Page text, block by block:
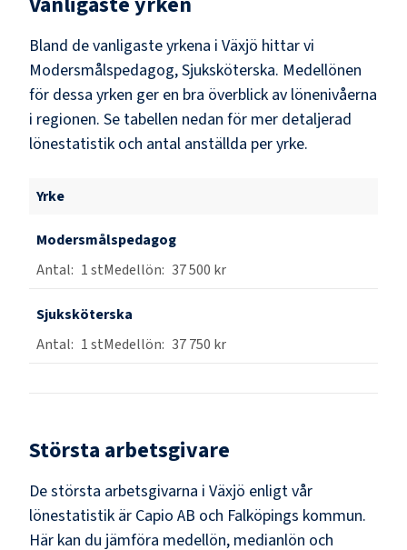
Bland de vanligaste yrkena i Växjö hittar vi
Modersmålspedagog, Sjuksköterska. Medellönen
för dessa yrken ger en bra överblick av lönenivåerna
i regionen. Se tabellen nedan för mer detaljerad
lönestatistik och antal anställda per yrke.
Yrke
Modersmålspedagog
1st 37 500 kr
Sjuksköterska
1st 37 750 kr
Största arbetsgivare
De största arbetsgivarna i Växjö enligt vår
lönestatistik är Capio AB och Falköpings kommun.
Här kan du jämföra medellön, medianlön och